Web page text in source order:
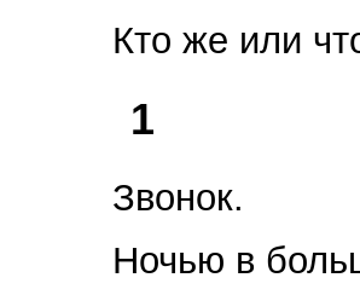
Кто же или
1
Звонок.
Ночью в